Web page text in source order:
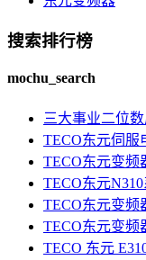
搜索排行榜
mochu_search
三大事业二位
TECO东元伺服
TECO东元变频
TECO东元
TECO东元变频
TECO东元变频
TECO 东元